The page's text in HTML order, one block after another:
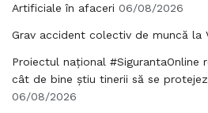
Artificiale în afaceri 06/08/2026
Grav accident colectiv de muncă la
Proiectul național #SigurantaOnline
cât de bine știu tinerii să se
06/08/2026